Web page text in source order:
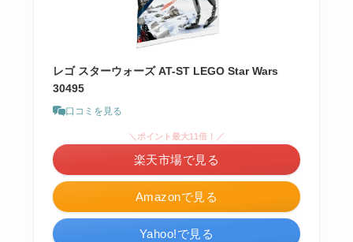
レゴ スターウォーズ AT-ST LEGO Star Wars
30495
口コミを見る
Amazonで見る
＼ポイント最大11倍！／
楽天市場で見る
Yahoo!で見る